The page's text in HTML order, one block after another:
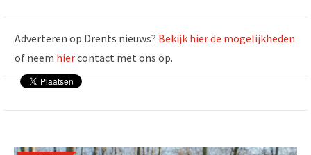
Adverteren op Drents nieuws? Bekijk hier de mogelijkheden
of neem hiercontact met ons op.